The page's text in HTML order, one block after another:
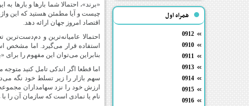
«برند»، احتمالا شما بارها و بارها
چیست و آیا مطمئن هستید که این
اقتصاد امروز جهان ارائه دهد.
احتمالا عامیانه‌ترین و
استفاده قرار می‌گیرد. اما مشخص
بنابراین می‌توان این مفهوم را برای
اما قطعا اگر اندکی تامل کنید
سهم بازار را زیر تسلط خود نگه
ارزش خود را نزد سهامداران
نام یا نمادی است که سازمان آن را
همراه اول
0912
0910
0911
0913
0914
0915
0916